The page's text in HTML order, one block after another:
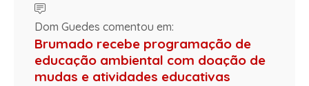
Dom Guedes comentou em:
Brumado recebe programação de
educação ambiental com doação de
mudas e atividades educativas